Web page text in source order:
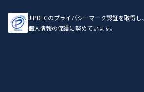
JIPDECのプライバシーマーク認証を取得し、
個人情報の保護に努めています。